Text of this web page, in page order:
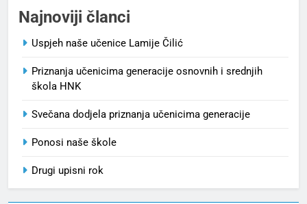
Najnoviji članci
Uspjeh naše učenice Lamije Čilić
Priznanja učenicima generacije osnovnih i srednjih
škola HNK
Svečana dodjela priznanja učenicima generacije
Ponosi naše škole
Drugi upisni rok